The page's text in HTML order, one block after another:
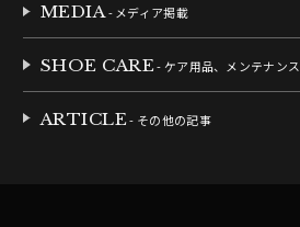
MEDIA- メディア掲載
SHOE CARE- ケア用品、メンテナンス
ARTICLE- その他の記事